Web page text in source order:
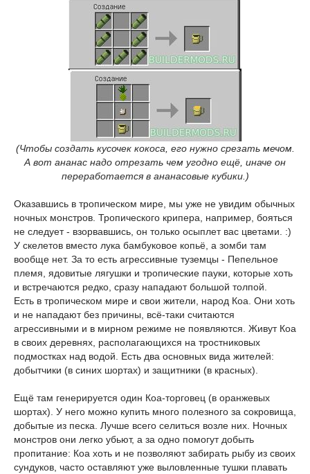
(Чтобы создать кусочек кокоса, его нужно срезать мечом.
А вот ананас надо отрезать чем угодно ещё, иначе он
переработается в ананасовые кубики.)
Оказавшись в тропическом мире, мы уже не увидим обычных
ночных монстров. Тропического крипера, например, бояться
не следует - взорвавшись, он только осыплет вас цветами. :)
У скелетов вместо лука бамбуковое копьё, а зомби там
вообще нет. За то есть агрессивные туземцы - Пепельное
племя, ядовитые лягушки и тропические пауки, которые хоть
и встречаются редко, сразу нападают большой толпой.
Есть в тропическом мире и свои жители, народ Коа. Они хоть
и не нападают без причины, всё-таки считаются
агрессивными и в мирном режиме не появляются. Живут Коа
в своих деревнях, располагающихся на тростниковых
подмостках над водой. Есть два основных вида жителей:
добытчики (в синих шортах) и защитники (в красных).
Ещё там генерируется один Коа-торговец (в оранжевых
шортах). У него можно купить много полезного за сокровища,
добытые из песка. Лучше всего селиться возле них. Ночных
монстров они легко убьют, а за одно помогут добыть
пропитание: Коа хоть и не позволяют забирать рыбу из своих
сундуков, часто оставляют уже выловленные тушки плавать